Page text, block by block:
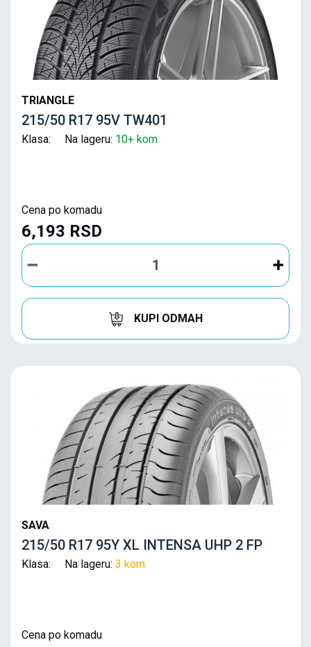
TRIANGLE
215/50 R17 95V TW401
Klasa: Na lageru: 10+ kom
Cena po komadu
6,193 RSD
KUPI ODMAH
SAVA
215/50 R17 95Y XL INTENSA UHP 2 FP
Klasa: Na lageru: 3 kom
Cena po komadu